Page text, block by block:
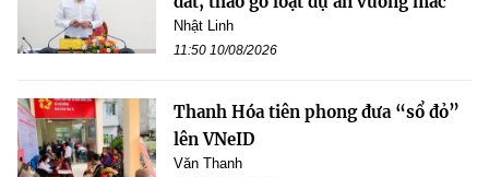
Nhật Linh
11:50 10/08/2026
Thanh Hóa tiên phong đưa “sổ đỏ”
lên VNeID
Văn Thanh